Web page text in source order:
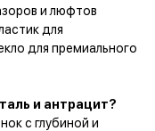
и люфтов
для
для премиального
и антрацит?
с глубиной и